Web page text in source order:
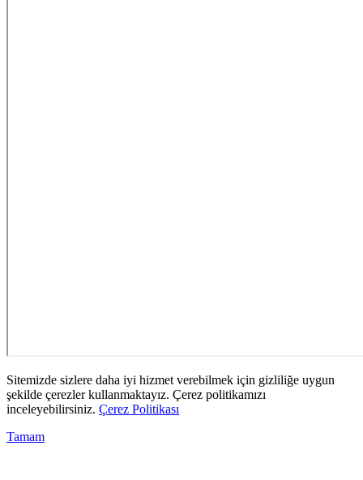
Sitemizde sizlere daha iyi hizmet verebilmek için gizliliğe uygun
şekilde çerezler kullanmaktayız. Çerez politikamızı
inceleyebilirsiniz. Çerez Politikası
Tamam